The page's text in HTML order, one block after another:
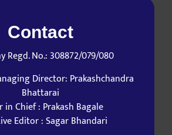
Contact
Regd. No.: 308872/079/080
Director: Prakashchandra
Bhattarai
in Chief : Prakash Bagale
Editor : Sagar Bhandari